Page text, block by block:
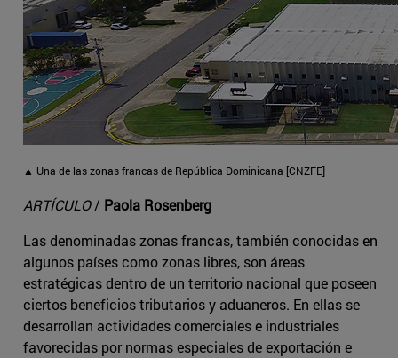
▲ Una de las zonas francas de República Dominicana [CNZFE]
ARTÍCULO/ Paola Rosenberg
Las denominadas zonas francas, también conocidas en
algunos países como zonas libres, son áreas
estratégicas dentro de un territorio nacional que poseen
ciertos beneficios tributarios y aduaneros. En ellas se
desarrollan actividades comerciales e industriales
favorecidas por normas especiales de exportación e